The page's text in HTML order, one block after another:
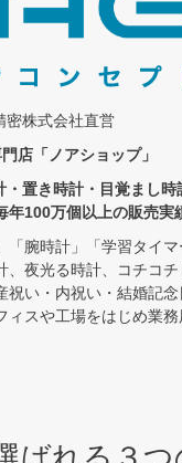
密株式会社直営
店「ノアショップ」
置き時計・目覚まし時
年100万個以上の販売実
腕時計」「学習タ
夜光る時計、コチコ
い・内祝い・結婚記
スや工場をはじめ業